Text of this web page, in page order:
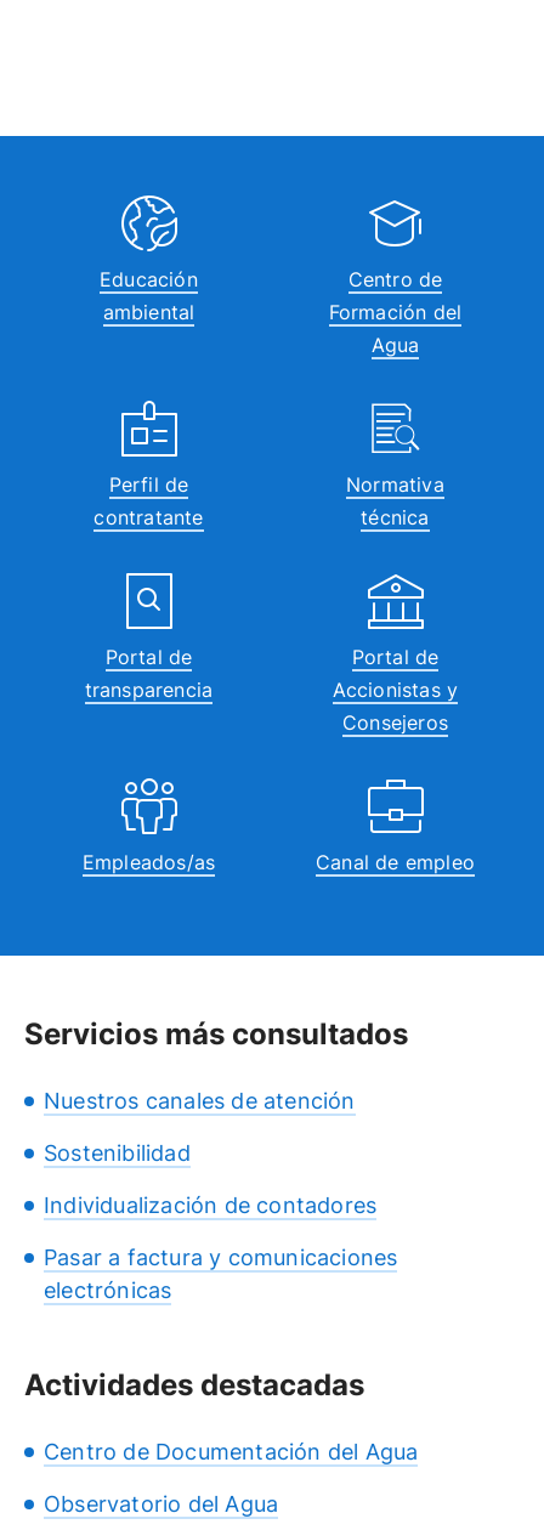
Educación
ambiental
Centro de
Formación del
Agua
Perfil de
contratante
Normativa
técnica
Portal de
transparencia
Portal de
Accionistas y
Consejeros
Empleados/as Canal de empleo
Servicios más consultados
Nuestros canales de atención
Sostenibilidad
Individualización de contadores
Pasar a factura y comunicaciones
electrónicas
Actividades destacadas
Centro de Documentación del Agua
Observatorio del Agua